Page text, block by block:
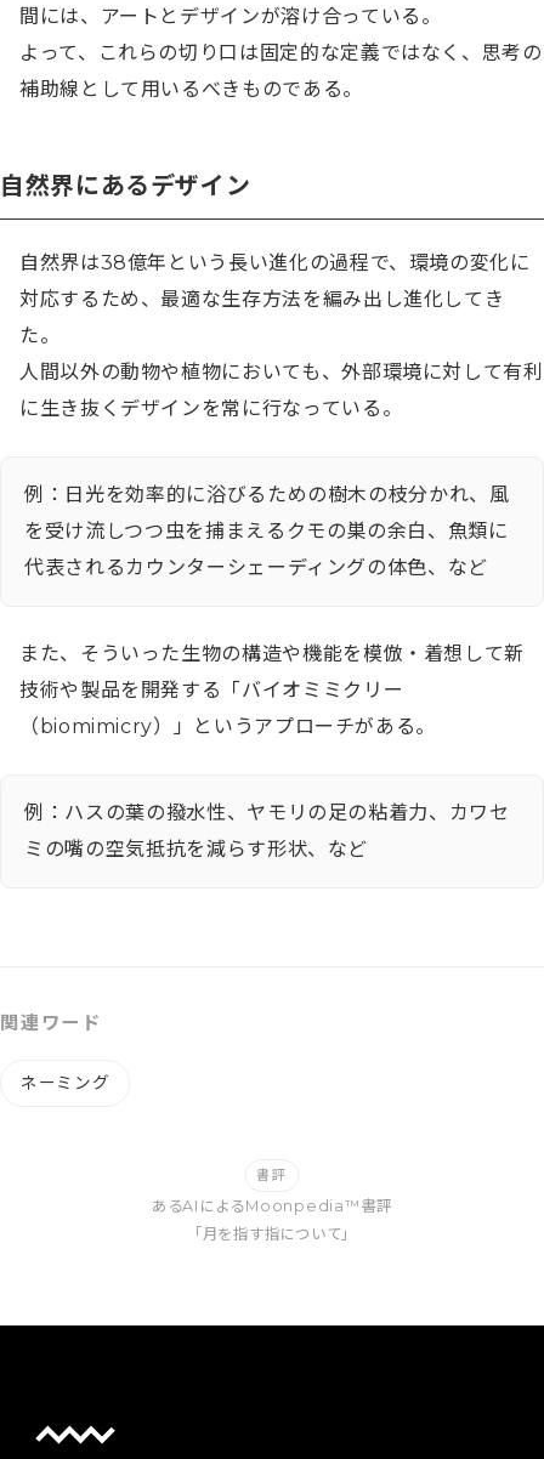
間には、アートとデザインが溶け合っている。
よって、これらの切り口は固定的な定義ではなく、思考の
補助線として用いるべきものである。
自然界にあるデザイン
自然界は38億年という長い進化の過程で、環境の変化に
対応するため、最適な生存方法を編み出し進化してき
た。
人間以外の動物や植物においても、外部環境に対して有利
に生き抜くデザインを常に行なっている。
例：日光を効率的に浴びるための樹木の枝分かれ、風
を受け流しつつ虫を捕まえるクモの巣の余白、魚類に
代表されるカウンターシェーディングの体色、など
また、そういった生物の構造や機能を模倣・着想して新
技術や製品を開発する「バイオミミクリー
（biomimicry）」というアプローチがある。
例：ハスの葉の撥水性、ヤモリの足の粘着力、カワセ
ミの嘴の空気抵抗を減らす形状、など
関連ワード
ネーミング
書評
あるAIによるMoonpedia™書評
「月を指す指について」